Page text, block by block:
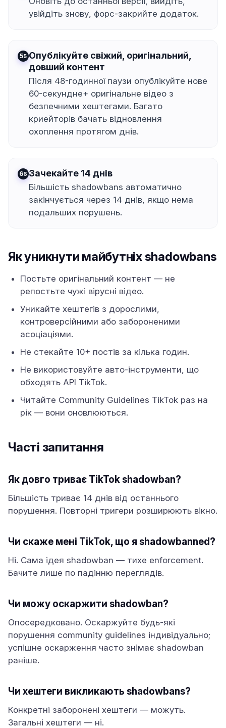
увійдіть знову, форс-закрийте додаток.
5 Опублікуйте свіжий, оригінальний,
довший контент
Після 48-годинної паузи опублікуйте нове
60-секундне+ оригінальне відео з
безпечними хештегами. Багато
криейторів бачать відновлення
охоплення протягом днів.
6 Зачекайте 14 днів
Більшість shadowbans автоматично
закінчується через 14 днів, якщо нема
подальших порушень.
Як уникнути майбутніх shadowbans
Постьте оригінальний контент — не
репостьте чужі вірусні відео.
Уникайте хештегів з дорослими,
контроверсійними або забороненими
асоціаціями.
Не стекайте 10+ постів за кілька годин.
Не використовуйте авто-інструменти, що
обходять API TikTok.
Читайте Community Guidelines TikTok раз на
рік — вони оновлюються.
Часті запитання
Як довго триває TikTok shadowban?
Більшість триває 14 днів від останнього
порушення. Повторні тригери розширюють вікно.
Чи скаже мені TikTok, що я shadowbanned?
Ні. Сама ідея shadowban — тихе enforcement.
Бачите лише по падінню переглядів.
Чи можу оскаржити shadowban?
Опосередковано. Оскаржуйте будь-які
порушення community guidelines індивідуально;
успішне оскарження часто знімає shadowban
раніше.
Чи хештеги викликають shadowbans?
Конкретні заборонені хештеги — можуть.
Загальні хештеги — ні.